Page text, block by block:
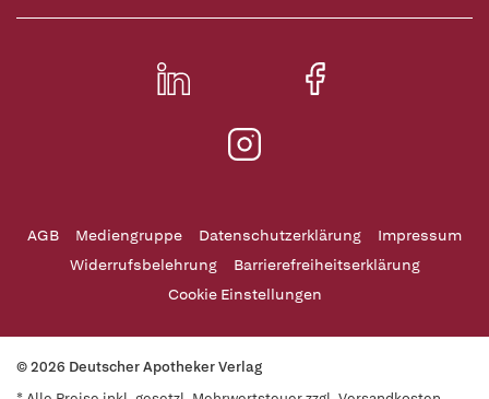
AGB Mediengruppe Datenschutzerklärung
Impressum
Widerrufsbelehrung
Barrierefreiheitserklärung
Cookie Einstellungen
© 2026 Deutscher Apotheker Verlag